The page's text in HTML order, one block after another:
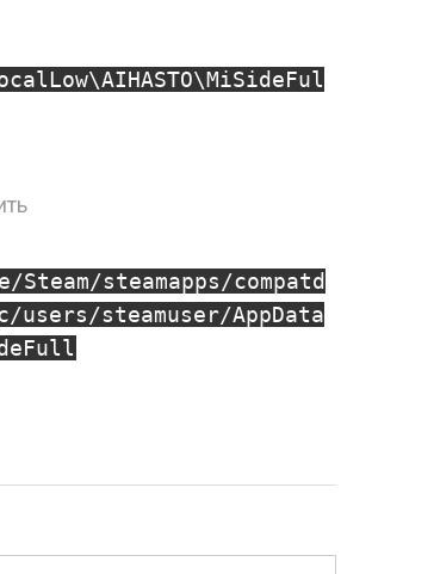
steamapps/compatd
steamuser/AppData